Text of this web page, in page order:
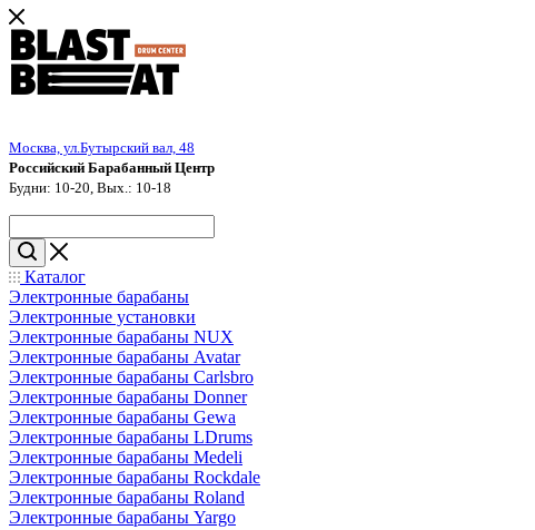
Москва, ул.Бутырский вал, 48
Российский Барабанный Центр
Будни: 10-20, Вых.: 10-18
Каталог
Электронные барабаны
Электронные установки
Электронные барабаны NUX
Электронные барабаны Avatar
Электронные барабаны Carlsbro
Электронные барабаны Donner
Электронные барабаны Gewa
Электронные барабаны LDrums
Электронные барабаны Medeli
Электронные барабаны Rockdale
Электронные барабаны Roland
Электронные барабаны Yargo